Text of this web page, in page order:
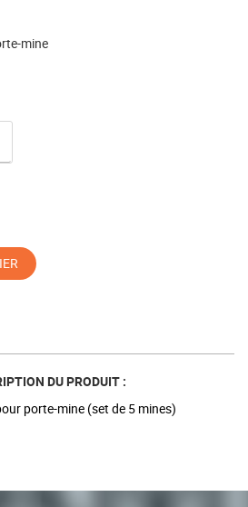
mine
DU PRODUIT :
porte-mine (set de 5 mines)